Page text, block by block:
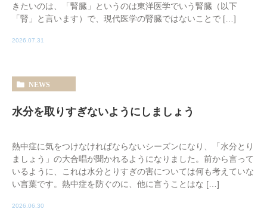
きたいのは、「腎臓」というのは東洋医学でいう腎臓（以下
「腎」と言います）で、現代医学の腎臓ではないことで […]
2026.07.31
NEWS
水分を取りすぎないようにしましょう
熱中症に気をつけなければならないシーズンになり、「水分とり
ましょう」の大合唱が聞かれるようになりました。前から言って
いるように、これは水分とりすぎの害については何も考えていな
い言葉です。熱中症を防ぐのに、他に言うことはな […]
2026.06.30